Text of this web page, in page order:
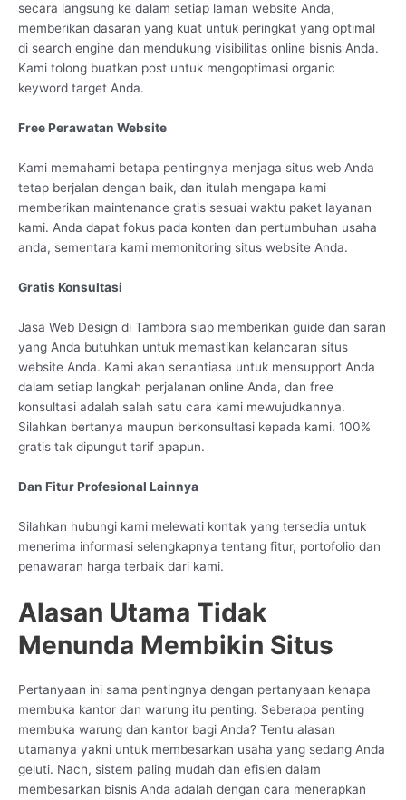
secara langsung ke dalam setiap laman website Anda,
memberikan dasaran yang kuat untuk peringkat yang optimal
di search engine dan mendukung visibilitas online bisnis Anda.
Kami tolong buatkan post untuk mengoptimasi organic
keyword target Anda.
Free Perawatan Website
Kami memahami betapa pentingnya menjaga situs web Anda
tetap berjalan dengan baik, dan itulah mengapa kami
memberikan maintenance gratis sesuai waktu paket layanan
kami. Anda dapat fokus pada konten dan pertumbuhan usaha
anda, sementara kami memonitoring situs website Anda.
Gratis Konsultasi
Jasa Web Design di Tambora siap memberikan guide dan saran
yang Anda butuhkan untuk memastikan kelancaran situs
website Anda. Kami akan senantiasa untuk mensupport Anda
dalam setiap langkah perjalanan online Anda, dan free
konsultasi adalah salah satu cara kami mewujudkannya.
Silahkan bertanya maupun berkonsultasi kepada kami. 100%
gratis tak dipungut tarif apapun.
Dan Fitur Profesional Lainnya
Silahkan hubungi kami melewati kontak yang tersedia untuk
menerima informasi selengkapnya tentang fitur, portofolio dan
penawaran harga terbaik dari kami.
Alasan Utama Tidak
Menunda Membikin Situs
Pertanyaan ini sama pentingnya dengan pertanyaan kenapa
membuka kantor dan warung itu penting. Seberapa penting
membuka warung dan kantor bagi Anda? Tentu alasan
utamanya yakni untuk membesarkan usaha yang sedang Anda
geluti. Nach, sistem paling mudah dan efisien dalam
membesarkan bisnis Anda adalah dengan cara menerapkan